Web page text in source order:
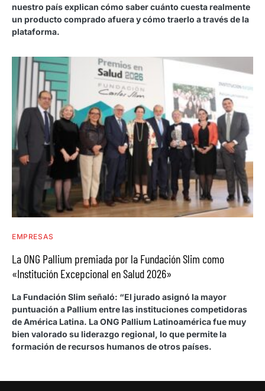
nuestro país explican cómo saber cuánto cuesta realmente
un producto comprado afuera y cómo traerlo a través de la
plataforma.
EMPRESAS
La ONG Pallium premiada por la Fundación Slim como
«Institución Excepcional en Salud 2026»
La Fundación Slim señaló: “El jurado asignó la mayor
puntuación a Pallium entre las instituciones competidoras
de América Latina. La ONG Pallium Latinoamérica fue muy
bien valorado su liderazgo regional, lo que permite la
formación de recursos humanos de otros países.